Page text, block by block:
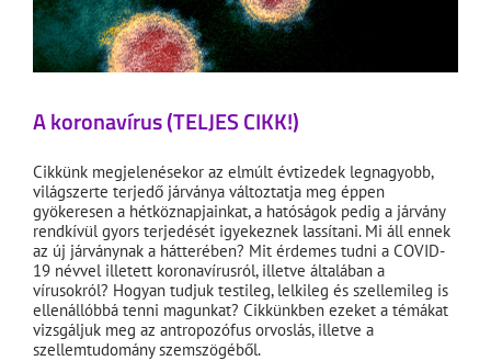
A koronavírus (TELJES CIKK!)
Cikkünk megjelenésekor az elmúlt évtizedek legnagyobb,
világszerte terjedő járványa változtatja meg éppen
gyökeresen a hétköznapjainkat, a hatóságok pedig a járvány
rendkívül gyors terjedését igyekeznek lassítani. Mi áll ennek
az új járványnak a hátterében? Mit érdemes tudni a COVID-
19 névvel illetett koronavírusról, illetve általában a
vírusokról? Hogyan tudjuk testileg, lelkileg és szellemileg is
ellenállóbbá tenni magunkat? Cikkünkben ezeket a témákat
vizsgáljuk meg az antropozófus orvoslás, illetve a
szellemtudomány szemszögéből.